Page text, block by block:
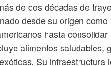
de dos décadas de
desde su origen
hasta consolidar
alimentos saludables,
Su infraestructura